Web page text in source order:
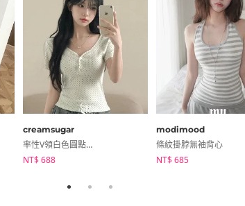
creamsugar
率性V領白色圓點排扣短袖T恤
NT$ 688
modimood
條紋掛脖無袖背心
NT$ 685